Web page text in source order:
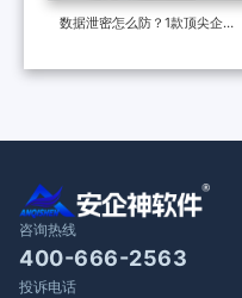
数据泄密怎么防？1款顶尖企业
好
咨询热线
400-666-2563
投诉电话